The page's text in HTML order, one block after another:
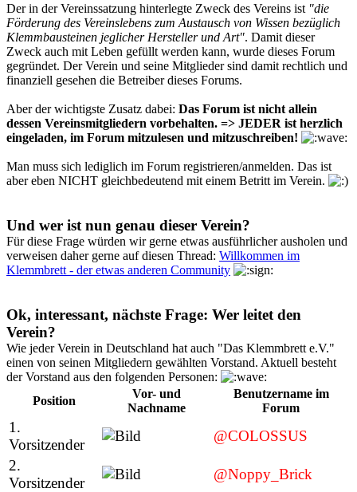
Der in der Vereinssatzung hinterlegte Zweck des Vereins ist "die
Förderung des Vereinslebens zum Austausch von Wissen bezüglich
Klemmbausteinen jeglicher Hersteller und Art". Damit dieser
Zweck auch mit Leben gefüllt werden kann, wurde dieses Forum
gegründet. Der Verein und seine Mitglieder sind damit rechtlich und
finanziell gesehen die Betreiber dieses Forums.
Aber der wichtigste Zusatz dabei: Das Forum ist nicht allein
dessen Vereinsmitgliedern vorbehalten. => JEDER ist herzlich
eingeladen, im Forum mitzulesen und mitzuschreiben!
Man muss sich lediglich im Forum registrieren/anmelden. Das ist
aber eben NICHT gleichbedeutend mit einem Betritt im Verein.
Und wer ist nun genau dieser Verein?
Für diese Frage würden wir gerne etwas ausführlicher ausholen und
verweisen daher gerne auf diesen Thread: Willkommen im
Klemmbrett - der etwas anderen Community
Ok, interessant, nächste Frage: Wer leitet den
Verein?
Wie jeder Verein in Deutschland hat auch "Das Klemmbrett e.V."
einen von seinen Mitgliedern gewählten Vorstand. Aktuell besteht
der Vorstand aus den folgenden Personen:
Position
Vor- und
Nachname
Benutzername im
Forum
1.
Vorsitzender
@COLOSSUS
2.
Vorsitzender
@Noppy_Brick